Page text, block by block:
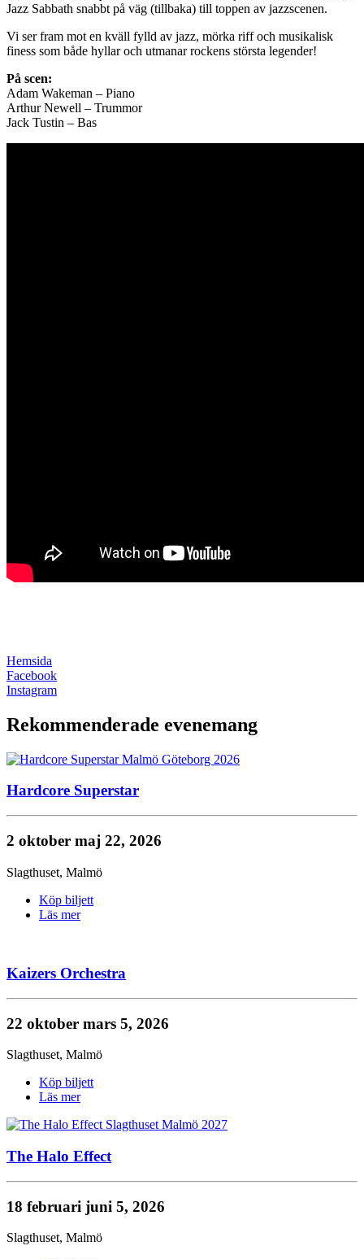
Jazz Sabbath snabbt på väg (tillbaka) till toppen av jazzscenen.
Vi ser fram mot en kväll fylld av jazz, mörka riff och musikalisk
finess som både hyllar och utmanar rockens största legender!
På scen:
Adam Wakeman – Piano
Arthur Newell – Trummor
Jack Tustin – Bas
Hemsida
Facebook
Instagram
Rekommenderade evenemang
Hardcore Superstar
2 oktober maj 22, 2026
Slagthuset, Malmö
Köp biljett
Läs mer
Kaizers Orchestra
22 oktober mars 5, 2026
Slagthuset, Malmö
Köp biljett
Läs mer
The Halo Effect
18 februari juni 5, 2026
Slagthuset, Malmö